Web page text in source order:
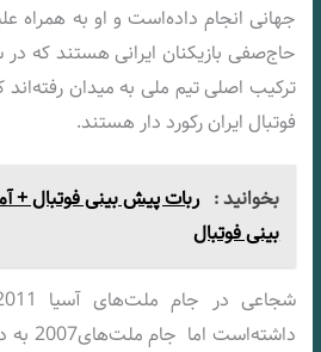
جهانی انجام داده‌است و او به همراه
حاج‌صفی بازیکنان ایرانی هستند که
ترکیب اصلی تیم ملی به میدان رفته‌‌اند
فوتبال ایران رکورد دار هستند.
بخوانید : ربات پیش بینی فوتبال
بینی فوتبال